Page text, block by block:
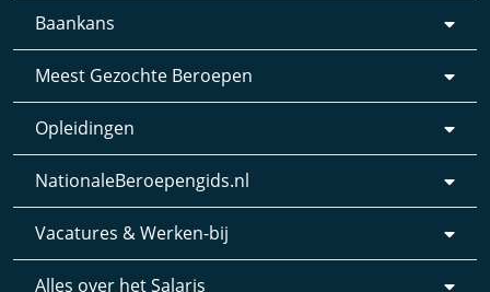
Baankans
Meest Gezochte Beroepen
Opleidingen
NationaleBeroepengids.nl
Vacatures & Werken-bij
Alles over het Salaris